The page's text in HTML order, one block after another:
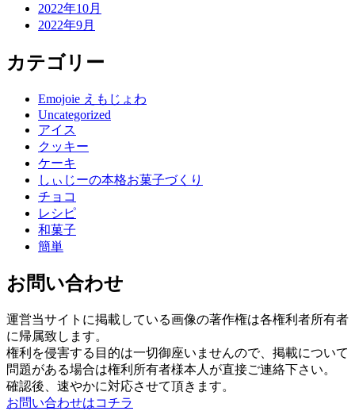
2022年10月
2022年9月
カテゴリー
Emojoie えもじょわ
Uncategorized
アイス
クッキー
ケーキ
しぃじーの本格お菓子づくり
チョコ
レシピ
和菓子
簡単
お問い合わせ
運営当サイトに掲載している画像の著作権は各権利者所有者
に帰属致します。
権利を侵害する目的は一切御座いませんので、掲載について
問題がある場合は権利所有者様本人が直接ご連絡下さい。
確認後、速やかに対応させて頂きます。
お問い合わせはコチラ